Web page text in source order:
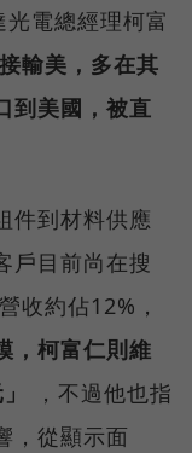
電總經理柯富
輸美，多在其
到美國，被直
件到材料供應
戶目前尚在搜
收約佔12%，
，柯富仁則維
，不過他也指
，從顯示面